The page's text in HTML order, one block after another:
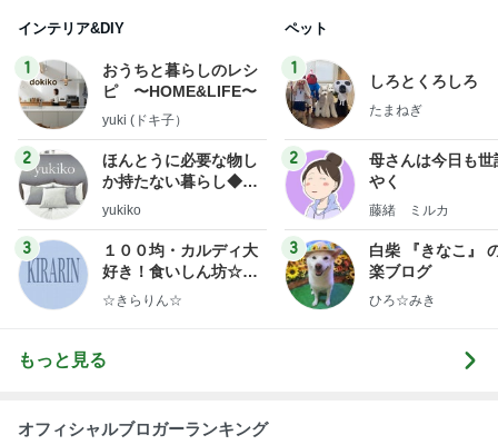
インテリア&DIY
1
おうちと暮らしのレシ
ピ 〜HOME&LIFE〜
yuki (ドキ子）
2
ほんとうに必要な物し
か持たない暮らし◆Ke
ep Life Simple◆〜イ
yukiko
3
１００均・カルディ大
好き！食いしん坊☆き
らりん☆のブログ
☆きらりん☆
ペット
1
しろとくろしろ
たまねぎ
2
母さんは今日も世
やく
藤緒 ミルカ
3
白柴 『きなこ』
楽ブログ
ひろ☆みき
もっと見る
オフィシャルブロガーランキング